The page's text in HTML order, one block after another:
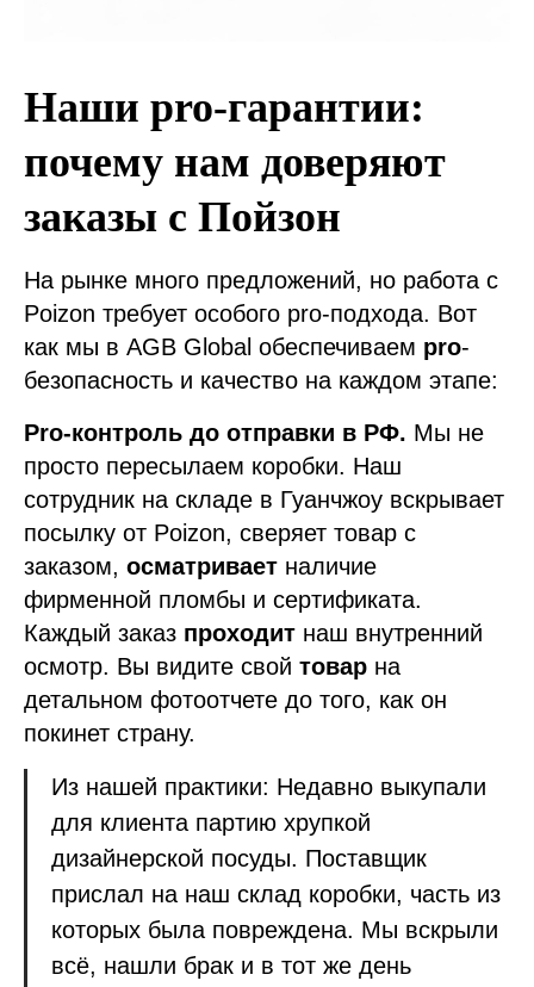
Наши pro-гарантии:
почему нам доверяют
заказы с Пойзон
На рынке много предложений, но работа с
Poizon требует особого pro-подхода. Вот
как мы в AGB Global обеспечиваем pro-
безопасность и качество на каждом этапе:
Pro-контроль до отправки в РФ. Мы не
просто пересылаем коробки. Наш
сотрудник на складе в Гуанчжоу вскрывает
посылку от Poizon, сверяет товар с
заказом, осматривает наличие
фирменной пломбы и сертификата.
Каждый заказ проходит наш внутренний
осмотр. Вы видите свой товар на
детальном фотоотчете до того, как он
покинет страну.
Из нашей практики: Недавно выкупали
для клиента партию хрупкой
дизайнерской посуды. Поставщик
прислал на наш склад коробки, часть из
которых была повреждена. Мы вскрыли
всё, нашли брак и в тот же день